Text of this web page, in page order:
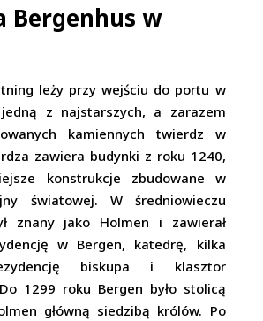
Bergenhus w
leży przy wejściu do portu w
z najstarszych, a zarazem
kamiennych twierdz w
zawiera budynki z roku 1240,
konstrukcje zbudowane w
światowej. W średniowieczu
znany jako Holmen i zawierał
w Bergen, katedrę, kilka
biskupa i klasztor
1299 roku Bergen było stolicą
główną siedzibą królów. Po